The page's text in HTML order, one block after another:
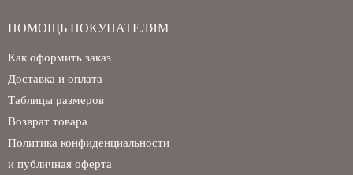
ПОМОЩЬ ПОКУПАТЕЛЯМ
Как оформить заказ
Доставка и оплата
Таблицы размеров
Возврат товара
Политика конфиденциальности
и публичная оферта